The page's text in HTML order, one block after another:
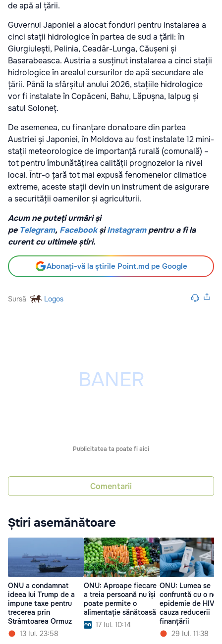
de apă al țării.
Guvernul Japoniei a alocat fonduri pentru instalarea a
cinci stații hidrologice în partea de sud a țării: în
Giurgiulești, Pelinia, Ceadâr-Lunga, Căușeni și
Basarabeasca. Austria a susținut instalarea a cinci stații
hidrologice în arealul cursurilor de apă secundare ale
țării. Până la sfârșitul anului 2026, stațiile hidrologice
vor fi instalate în Copăceni, Bahu, Lăpușna, Ialpug și
satul Soloneț.
De asemenea, cu finanțare donatoare din partea
Austriei și Japoniei, în Moldova au fost instalate 12 mini-
stații meteorologice de importanță rurală (comunală) –
tot pentru îmbunătățirea calității prognozelor la nivel
local. Într-o țară tot mai expusă fenomenelor climatice
extreme, aceste stații devin un instrument de asigurare
a securității oamenilor și agriculturii.
Acum ne puteți urmări și
pe Telegram, Facebook șiInstagrampentru a fi la
curent cu ultimele știri.
Abonați-vă la știrile Point.md pe Google
Sursă Logos
Publicitatea ta poate fi aici
Comentarii
Știri asemănătoare
ONU a condamnat
ideea lui Trump de a
impune taxe pentru
trecerea prin
Strâmtoarea Ormuz
13 Iul. 23:58
ONU: Aproape fiecare
a treia persoană nu își
poate permite o
alimentație sănătoasă
17 Iul. 10:14
ONU: Lumea se
confruntă cu o
epidemie de HIV
cauza reducerii
finanțării
29 Iul. 11:38